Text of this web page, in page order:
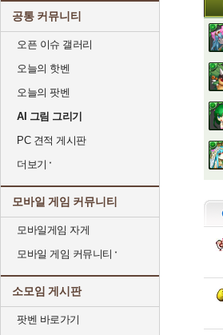
공통 커뮤니티
오픈 이슈 갤러리
오늘의 핫벤
오늘의 팟벤
AI 그림 그리기
PC 견적 게시판
더보기
모바일 게임 커뮤니티
모바일게임 자게
모바일 게임 커뮤니티
소모임 게시판
팟벤 바로가기